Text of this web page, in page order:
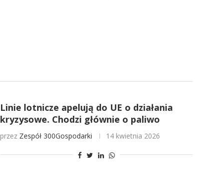
Linie lotnicze apelują do UE o działania
kryzysowe. Chodzi głównie o paliwo
przez Zespół 300Gospodarki 14 kwietnia 2026